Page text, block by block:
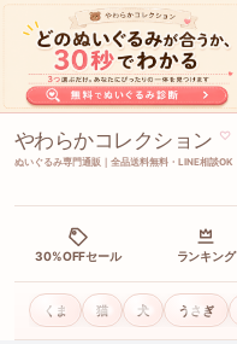
やわらかコレクション ♡
ぬいぐるみ専門通販｜全品送料無料・LINE相談OK
30%OFFセール ランキング
くま 猫 犬 うさぎ